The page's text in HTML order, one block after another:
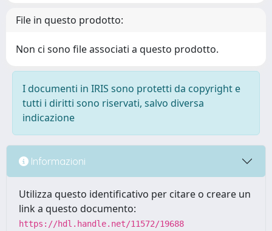
File in questo prodotto:
Non ci sono file associati a questo prodotto.
I documenti in IRIS sono protetti da copyright e
tutti i diritti sono riservati, salvo diversa
indicazione
Informazioni
Utilizza questo identificativo per citare o creare un
link a questo documento:
https://hdl.handle.net/11572/19688